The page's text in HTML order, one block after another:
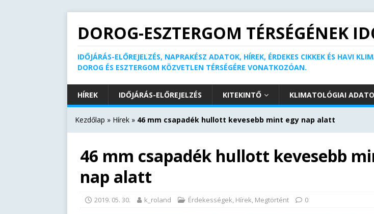
DOROG-ESZTERGOM TÉRSÉGÉNEK
IDŐJÁRÁS-ELŐREJELZÉS, NAPRAKÉSZ ADATOK, HÍREK, ÉRDEKES CIKKEK ÉS HAVI
DOROG ÉS ESZTERGOM KÖZVETLEN TÉRSÉGÉRE VONATKOZÓAN.
HÍREK IDŐJÁRÁS-ELŐREJELZÉS KITEKINTŐ KLIMATOLÓGIAI
Kezdőlap » Hírek » 46 mm csapadék hullott kevesebb mint egy nap alatt
46 mm csapadék hullott kevesebb
nap alatt
2019. 05. 30. k_roland Érdekességek, Hírek, Megtörtént 0